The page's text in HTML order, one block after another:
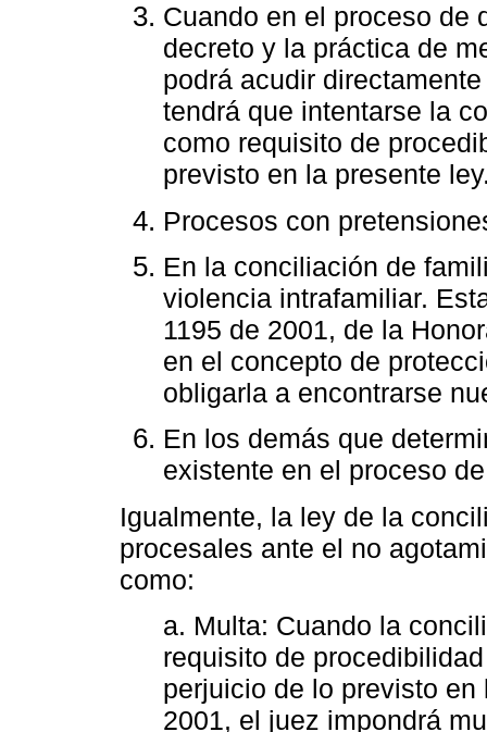
Cuando en el proceso de
decreto y la práctica de
podrá acudir
tendrá que intentarse la
como requisito de
previsto en la presente
Procesos con
En la conciliación de
violencia intrafamiliar.
1195 de 2001, de la
en el concepto de
obligarla a encontrarse
En los demás que
existente en el proceso
Igualmente, la ley de la
procesales ante el no
como:
a. Multa: Cuando la
requisito de
perjuicio de lo previsto
2001, el juez impondrá